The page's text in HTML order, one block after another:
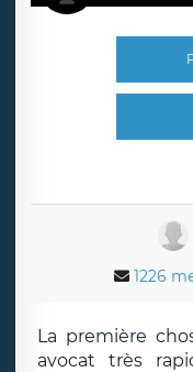
1226
La première
avocat très